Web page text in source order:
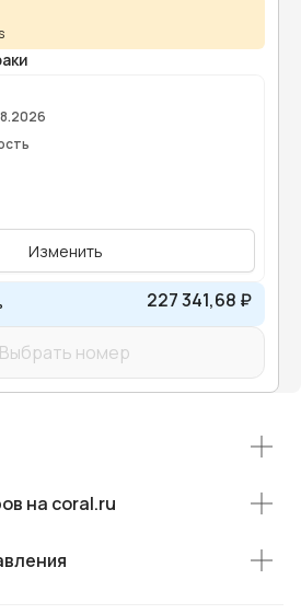
Изменить
227 341,68 ₽
Выбрать номер
на coral.ru